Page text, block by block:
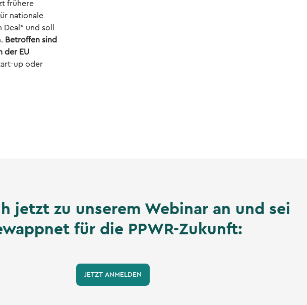
frühere
nationale
und soll
Betroffen sind
der EU
up oder
jetzt zu unserem Webinar an und sei
für die PPWR-Zukunft:
JETZT ANMELDEN